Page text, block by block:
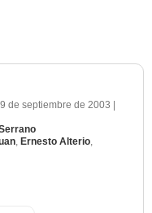
de septiembre de 2003
, Ernesto Alterio,